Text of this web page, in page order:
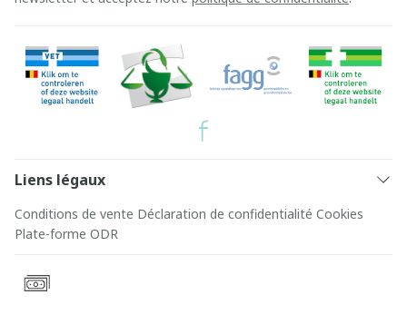
Liens légaux
Conditions de vente Déclaration de confidentialité Cookies
Plate-forme ODR